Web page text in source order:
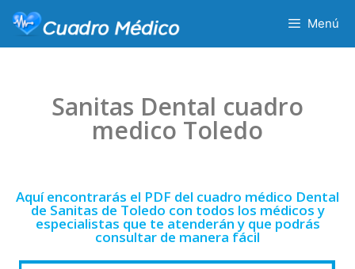
Menú
Sanitas Dental cuadro
medico Toledo
Aquí encontrarás el PDF del cuadro médico Dental
de Sanitas de Toledo con todos los médicos y
especialistas que te atenderán y que podrás
consultar de manera fácil